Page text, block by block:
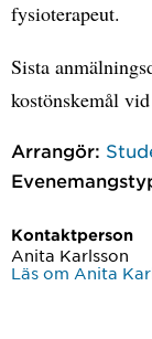
fysioterapeut.
Sista
kostönskemål
Arrangör:
Kontaktperson
Anita Karlsson
Läs om Anita